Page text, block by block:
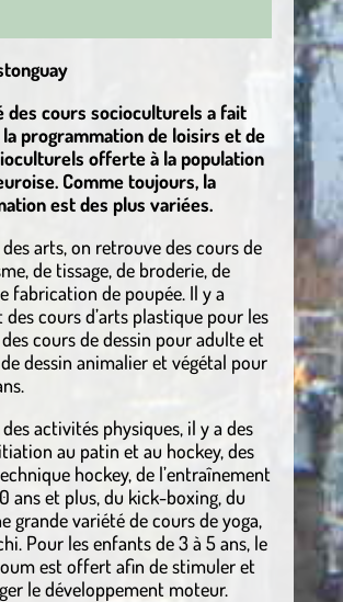
des cours socioculturels a fait
programmation de loisirs et de
offerte à la population
Comme toujours, la
est des plus variées.
arts, on retrouve des cours de
de tissage, de broderie, de
fabrication de poupée. Il y a
des cours d’arts plastique pour les
des cours de dessin pour adulte et
dessin animalier et végétal pour
activités physiques, il y a des
au patin et au hockey, des
hockey, de l’entraînement
ans et plus, du kick-boxing, du
grande variété de cours de yoga,
Pour les enfants de 3 à 5 ans, le
est offert afin de stimuler et
le développement moteur.